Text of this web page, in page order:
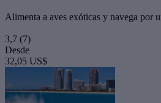
Alimenta a aves exóticas y navega por
3,7 (7)
Desde
32,05 US$